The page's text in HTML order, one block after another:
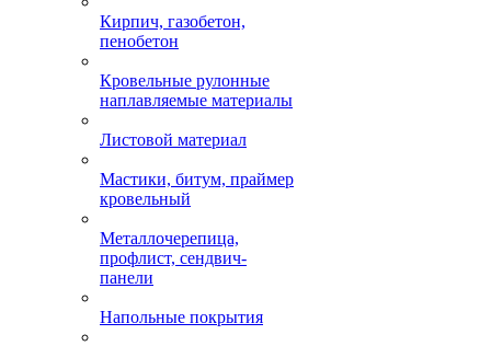
Кирпич, газобетон,
пенобетон
Кровельные рулонные
наплавляемые материалы
Листовой материал
Мастики, битум, праймер
кровельный
Металлочерепица,
профлист, сендвич-
панели
Напольные покрытия